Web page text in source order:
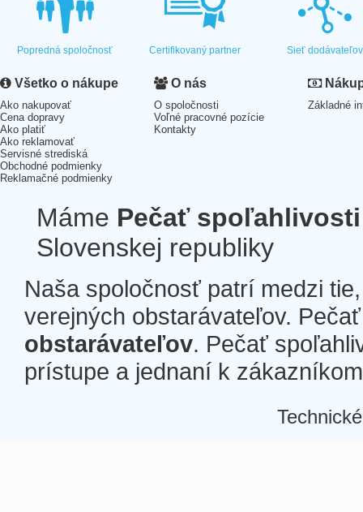
Popredná spoločnosť Certifikovaný partner Sieť dodávateľov
Všetko o nákupe
Ako nakupovať
Cena dopravy
Ako platiť
Ako reklamovať
Servisné strediská
Obchodné podmienky
Reklamačné podmienky
O nás
O spoločnosti
Voľné pracovné pozície
Kontakty
Základné
Máme Pečať spoľahlivosti
Slovenskej republiky
Naša spoločnosť patrí medzi
verejných obstarávateľov.
obstarávateľov. Pečať
prístupe a jednaní k